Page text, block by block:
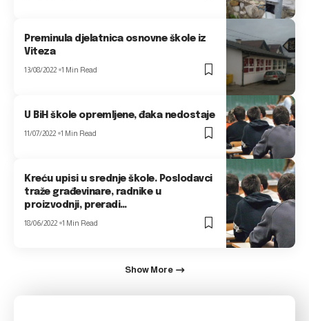
Preminula djelatnica osnovne škole iz
Viteza
13/08/2022 1 Min Read
U BiH škole opremljene, đaka nedostaje
11/07/2022 1 Min Read
Kreću upisi u srednje škole. Poslodavci
traže građevinare, radnike u
proizvodnji, preradi…
18/06/2022 1 Min Read
Show More